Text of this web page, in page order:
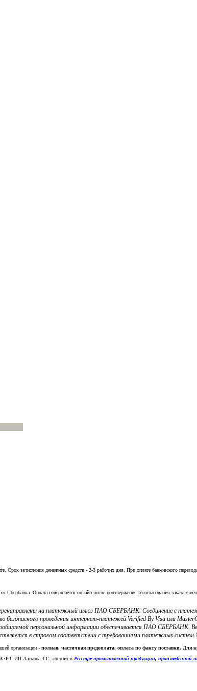
зачисления денежных средств - 2-3 рабочих дня. При оплате банковского
Оплата совершается онлайн после подтвержения и согласования заказа с
на платежный шлюз ПАО СБЕРБАНК. Соединение с
проведения интернет-платежей Verified By Visa или
персональной информации обеспечивается ПАО СБЕРБАНК.
в строгом соответствии с требованиями платежных
организации - полная, частичная предоплата, оплата по факту поставки.
ФЗ. ИП Ласкина Т.С. состоит в Реестре промышленной продукции,